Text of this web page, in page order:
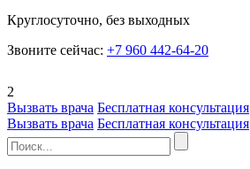
Круглосуточно, без выходных
Звоните сейчас: +7 960 442-64-20
2
Вызвать врача Бесплатная консультация
Вызвать врача Бесплатная консультация